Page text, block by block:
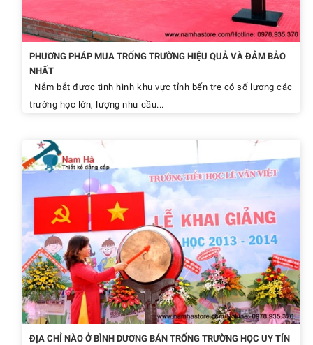
PHƯƠNG PHÁP MUA TRỐNG TRƯỜNG HIỆU QUẢ VÀ ĐẢM BẢO
NHẤT
Nắm bắt được tình hình khu vực tỉnh bến tre có số lượng các
trường học lớn, lượng nhu cầu...
ĐỊA CHỈ NÀO Ở BÌNH DƯƠNG BÁN TRỐNG TRƯỜNG HỌC UY TÍN